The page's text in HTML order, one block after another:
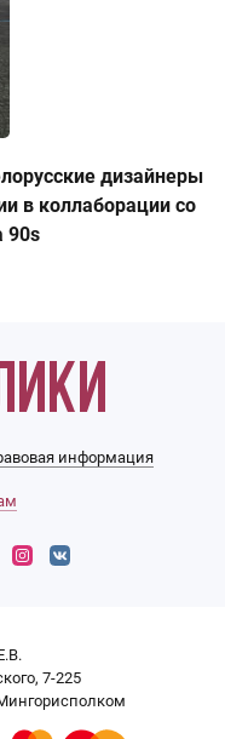
дизайнеры
в коллаборации со
90s
информация
7-225